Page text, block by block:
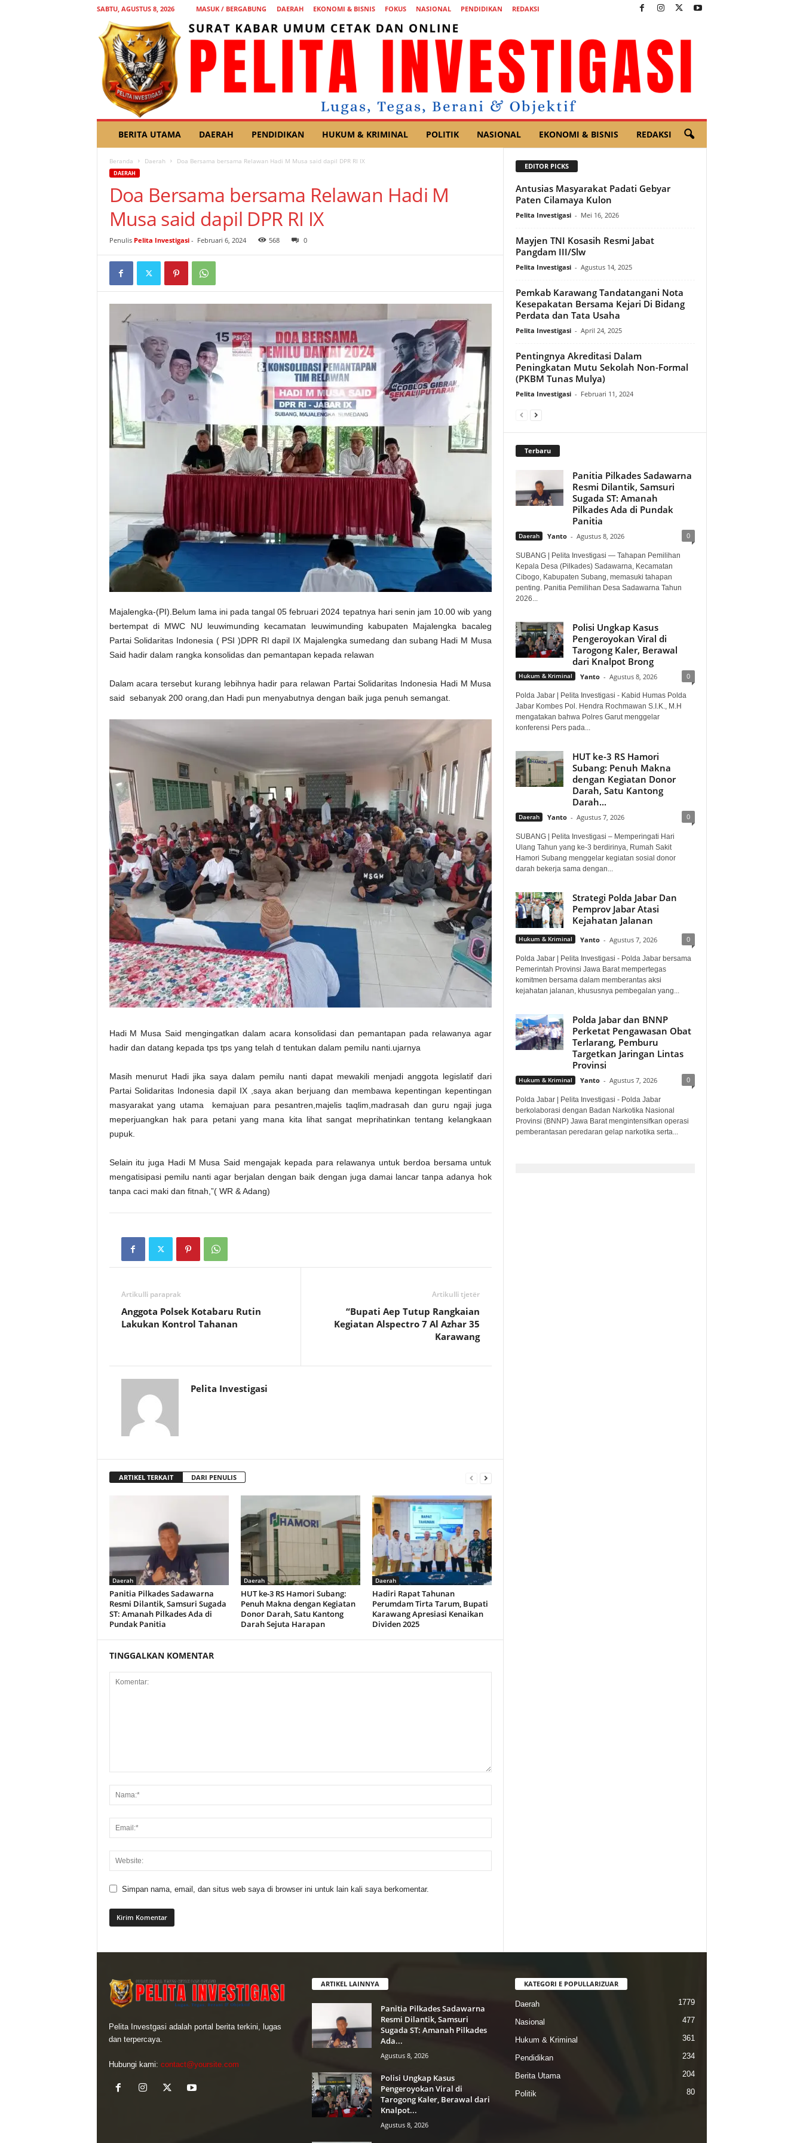
SABTU, AGUSTUS 8, 2026 MASUK / BERGABUNG DAERAH EKONOMI & BISNIS FOKUS NASIONAL PENDIDIKAN REDAKSI
L
BERITA UTAMA DAERAH PENDIDIKAN HUKUM & KRIMINAL POLITIK NASIONAL EKONOMI & BISNIS REDAKSI
Beranda Daerah Doa Bersama bersama Relawan Hadi M Musa said dapil DPR RI IX
DAERAH
Doa Bersama bersama Relawan Hadi M
Musa said dapil DPR RI IX
Penulis Pelita Investigasi- Februari 6, 2024 568 0
Majalengka-(PI).Belum lama ini pada tangal 05 februari 2024 tepatnya hari senin jam 10.00 wib yang
bertempat di MWC NU leuwimunding kecamatan leuwimunding kabupaten Majalengka bacaleg
Partai Solidaritas Indonesia ( PSI )DPR RI dapil IX Majalengka sumedang dan subang Hadi M Musa
Said hadir dalam rangka konsolidas dan pemantapan kepada relawan
Dalam acara tersebut kurang lebihnya hadir para relawan Partai Solidaritas Indonesia Hadi M Musa
said sebanyak 200 orang,dan Hadi pun menyabutnya dengan baik juga penuh semangat.
Hadi M Musa Said mengingatkan dalam acara konsolidasi dan pemantapan pada relawanya agar
hadir dan datang kepada tps tps yang telah d tentukan dalam pemilu nanti.ujarnya
Masih menurut Hadi jika saya dalam pemilu nanti dapat mewakili menjadi anggota legislatif dari
Partai Solidaritas Indonesia dapil IX ,saya akan berjuang dan membawa kepentingan kepentingan
masyarakat yang utama kemajuan para pesantren,majelis taqlim,madrasah dan guru ngaji juga
meperjuangkan hak para petani yang mana kita lihat sangat meprihatinkan tentang kelangkaan
pupuk.
Selain itu juga Hadi M Musa Said mengajak kepada para relawanya untuk berdoa bersama untuk
mengatisipasi pemilu nanti agar berjalan dengan baik dengan juga damai lancar tanpa adanya hok
tanpa caci maki dan fitnah,”( WR & Adang)
Artikulli paraprak
Anggota Polsek Kotabaru Rutin
Lakukan Kontrol Tahanan
Artikulli tjetër
“Bupati Aep Tutup Rangkaian
Kegiatan Alspectro 7 Al Azhar 35
Karawang
Pelita Investigasi
ARTIKEL TERKAIT DARI PENULIS
Daerah
Panitia Pilkades Sadawarna
Resmi Dilantik, Samsuri Sugada
ST: Amanah Pilkades Ada di
Pundak Panitia
Daerah
HUT ke-3 RS Hamori Subang:
Penuh Makna dengan Kegiatan
Donor Darah, Satu Kantong
Darah Sejuta Harapan
Daerah
Hadiri Rapat Tahunan
Perumdam Tirta Tarum, Bupati
Karawang Apresiasi Kenaikan
Dividen 2025
TINGGALKAN KOMENTAR
Simpan nama, email, dan situs web saya di browser ini untuk lain kali saya berkomentar.
EDITOR PICKS
Antusias Masyarakat Padati Gebyar
Paten Cilamaya Kulon
Pelita Investigasi - Mei 16, 2026
Mayjen TNI Kosasih Resmi Jabat
Pangdam III/Slw
Pelita Investigasi - Agustus 14, 2025
Pemkab Karawang Tandatangani Nota
Kesepakatan Bersama Kejari Di Bidang
Perdata dan Tata Usaha
Pelita Investigasi - April 24, 2025
Pentingnya Akreditasi Dalam
Peningkatan Mutu Sekolah Non-Formal
(PKBM Tunas Mulya)
Pelita Investigasi - Februari 11, 2024
Terbaru
Panitia Pilkades Sadawarna
Resmi Dilantik, Samsuri
Sugada ST: Amanah
Pilkades Ada di Pundak
Panitia
Daerah Yanto - Agustus 8, 2026 0
SUBANG | Pelita Investigasi — Tahapan Pemilihan
Kepala Desa (Pilkades) Sadawarna, Kecamatan
Cibogo, Kabupaten Subang, memasuki tahapan
penting. Panitia Pemilihan Desa Sadawarna Tahun
2026...
Polisi Ungkap Kasus
Pengeroyokan Viral di
Tarogong Kaler, Berawal
dari Knalpot Brong
Hukum & Kriminal Yanto - Agustus 8, 2026 0
Polda Jabar | Pelita Investigasi - Kabid Humas Polda
Jabar Kombes Pol. Hendra Rochmawan S.I.K., M.H
mengatakan bahwa Polres Garut menggelar
konferensi Pers pada...
HUT ke-3 RS Hamori
Subang: Penuh Makna
dengan Kegiatan Donor
Darah, Satu Kantong
Darah...
Daerah Yanto - Agustus 7, 2026 0
SUBANG | Pelita Investigasi – Memperingati Hari
Ulang Tahun yang ke-3 berdirinya, Rumah Sakit
Hamori Subang menggelar kegiatan sosial donor
darah bekerja sama dengan...
Strategi Polda Jabar Dan
Pemprov Jabar Atasi
Kejahatan Jalanan
Hukum & Kriminal Yanto - Agustus 7, 2026 0
Polda Jabar | Pelita Investigasi - Polda Jabar bersama
Pemerintah Provinsi Jawa Barat mempertegas
komitmen bersama dalam memberantas aksi
kejahatan jalanan, khususnya pembegalan yang...
Polda Jabar dan BNNP
Perketat Pengawasan Obat
Terlarang, Pemburu
Targetkan Jaringan Lintas
Provinsi
Hukum & Kriminal Yanto - Agustus 7, 2026 0
Polda Jabar | Pelita Investigasi - Polda Jabar
berkolaborasi dengan Badan Narkotika Nasional
Provinsi (BNNP) Jawa Barat mengintensifkan operasi
pemberantasan peredaran gelap narkotika serta...
Pelita Investgasi adalah portal berita terkini, lugas
dan terpercaya.
Hubungi kami: contact@yoursite.com
ARTIKEL LAINNYA
Panitia Pilkades Sadawarna
Resmi Dilantik, Samsuri
Sugada ST: Amanah Pilkades
Ada...
Agustus 8, 2026
Polisi Ungkap Kasus
Pengeroyokan Viral di
Tarogong Kaler, Berawal dari
Knalpot...
Agustus 8, 2026
KATEGORI E POPULLARIZUAR
Daerah 1779
Nasional 477
Hukum & Kriminal 361
Pendidikan 234
Berita Utama 204
Politik 80